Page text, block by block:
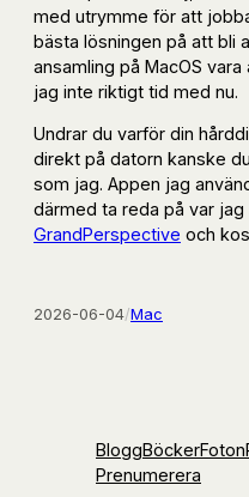
med utrymme för att
bästa lösningen på att bli
ansamling på MacOS
jag inte riktigt tid med nu.
Undrar du varför din
direkt på datorn kanske
som jag. Appen jag
därmed ta reda på var
GrandPerspective och
2026-06-04/Mac
BloggBöckerFoton
Prenumerera